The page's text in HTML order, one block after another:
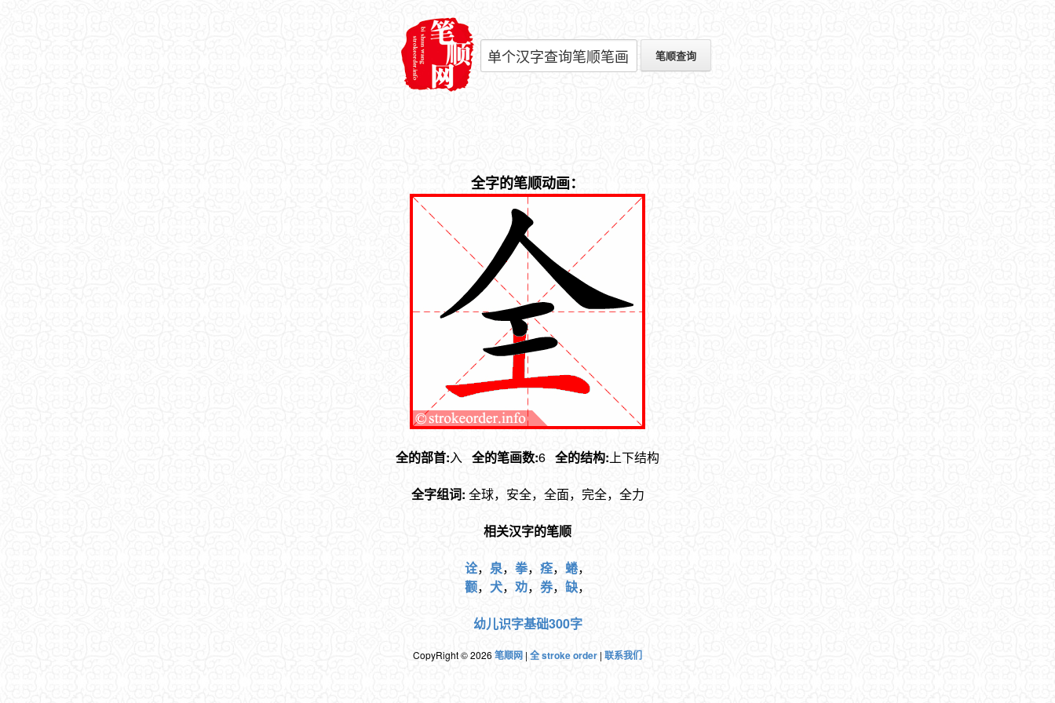
全字的笔顺动画：
全的部首:入 全的笔画数:6 全的结构:上下结构
全字组词: 全球，安全，全面，完全，全力
相关汉字的笔顺
诠， 泉， 拳， 痊， 蜷，
颧， 犬， 劝， 券， 缺，
幼儿识字基础300字
CopyRight © 2026 笔顺网 | 全 stroke order | 联系我们